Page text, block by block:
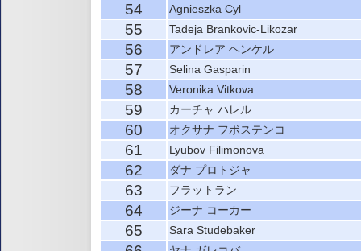
54 Agnieszka Cyl
55 Tadeja Brankovic-Likozar
56 アンドレア ヘンケル
57 Selina Gasparin
58 Veronika Vitkova
59 カーチャ ハレル
60 オクサナ フボステンコ
61 Lyubov Filimonova
62 ダナ プロトジャ
63 フラットラン
64 ジーナ コーカー
65 Sara Studebaker